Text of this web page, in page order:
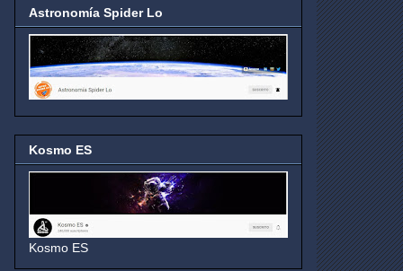
Astronomía Spider Lo
Kosmo ES
Kosmo ES